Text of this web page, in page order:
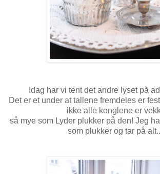
Idag har vi tent det andre lyset på
Det er et under at tallene fremdeles er
ikke alle konglene er
så mye som Lyder plukker på den! Jeg
som plukker og tar på